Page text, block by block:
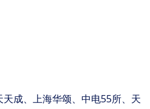
成、上海华颂、中电55所、天